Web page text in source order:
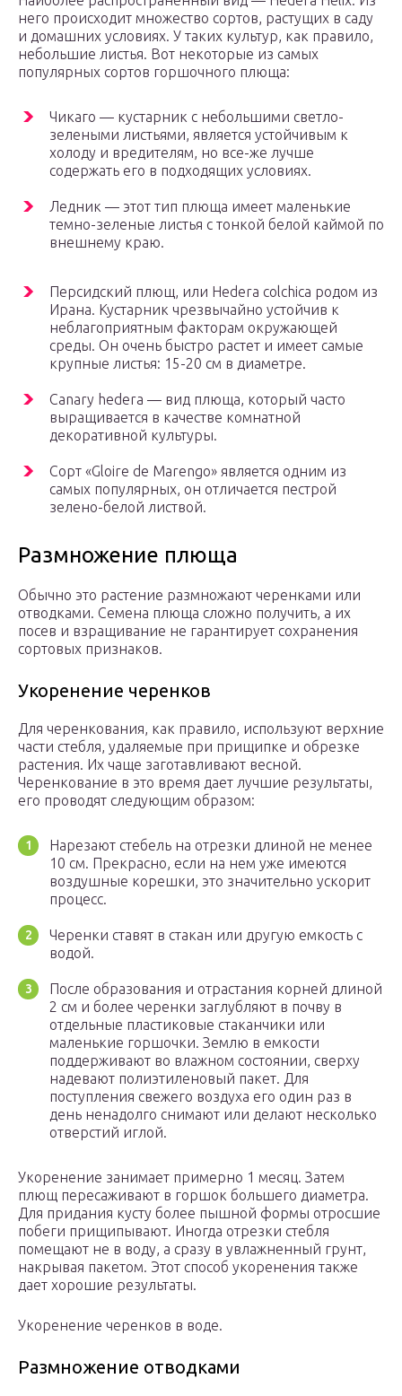
него происходит множество сортов, растущих в саду
и домашних условиях. У таких культур, как правило,
небольшие листья. Вот некоторые из самых
популярных сортов горшочного плюща:
Чикаго — кустарник с небольшими светло-
зелеными листьями, является устойчивым к
холоду и вредителям, но все-же лучше
содержать его в подходящих условиях.
Ледник — этот тип плюща имеет маленькие
темно-зеленые листья с тонкой белой каймой по
внешнему краю.
Персидский плющ, или Hedera colchica родом из
Ирана. Кустарник чрезвычайно устойчив к
неблагоприятным факторам окружающей
среды. Он очень быстро растет и имеет самые
крупные листья: 15-20 см в диаметре.
Canary hedera — вид плюща, который часто
выращивается в качестве комнатной
декоративной культуры.
Сорт «Gloire de Marengo» является одним из
самых популярных, он отличается пестрой
зелено-белой листвой.
Размножение плюща
Обычно это растение размножают черенками или
отводками. Семена плюща сложно получить, а их
посев и взращивание не гарантирует сохранения
сортовых признаков.
Укоренение черенков
Для черенкования, как правило, используют верхние
части стебля, удаляемые при прищипке и обрезке
растения. Их чаще заготавливают весной.
Черенкование в это время дает лучшие результаты,
его проводят следующим образом:
Нарезают стебель на отрезки длиной не менее
10 см. Прекрасно, если на нем уже имеются
воздушные корешки, это значительно ускорит
процесс.
Черенки ставят в стакан или другую емкость с
водой.
После образования и отрастания корней длиной
2 см и более черенки заглубляют в почву в
отдельные пластиковые стаканчики или
маленькие горшочки. Землю в емкости
поддерживают во влажном состоянии, сверху
надевают полиэтиленовый пакет. Для
поступления свежего воздуха его один раз в
день ненадолго снимают или делают несколько
отверстий иглой.
Укоренение занимает примерно 1 месяц. Затем
плющ пересаживают в горшок большего диаметра.
Для придания кусту более пышной формы отросшие
побеги прищипывают. Иногда отрезки стебля
помещают не в воду, а сразу в увлажненный грунт,
накрывая пакетом. Этот способ укоренения также
дает хорошие результаты.
Укоренение черенков в воде.
Размножение отводками